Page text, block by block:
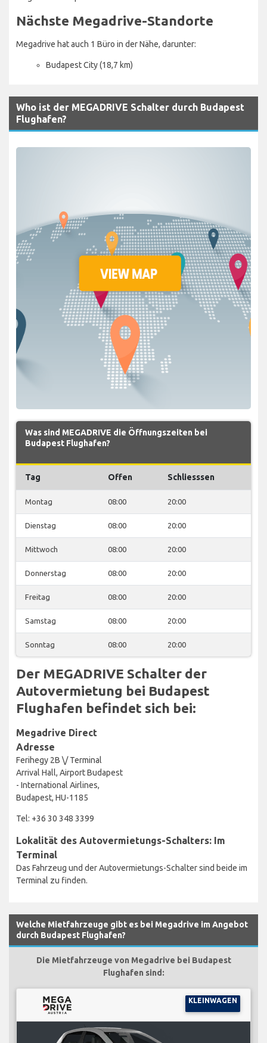
Nächste Megadrive-Standorte
Megadrive hat auch 1 Büro in der Nähe, darunter:
Budapest City (18,7 km)
Who ist der MEGADRIVE Schalter durch Budapest
Flughafen?
Was sind MEGADRIVE die Öffnungszeiten bei
Budapest Flughafen?
Tag Offen Schliesssen
Montag 08:00 20:00
Dienstag 08:00 20:00
Mittwoch 08:00 20:00
Donnerstag 08:00 20:00
Freitag 08:00 20:00
Samstag 08:00 20:00
Sonntag 08:00 20:00
Der MEGADRIVE Schalter der
Autovermietung bei Budapest
Flughafen befindet sich bei:
Megadrive Direct
Adresse
Ferihegy 2B \/ Terminal
Arrival Hall, Airport Budapest
- International Airlines,
Budapest, HU-1185
Tel: +36 30 348 3399
Lokalität des Autovermietungs-Schalters: Im
Terminal
Das Fahrzeug und der Autovermietungs-Schalter sind beide im
Terminal zu finden.
Welche Mietfahrzeuge gibt es bei Megadrive im Angebot
durch Budapest Flughafen?
Die Mietfahrzeuge von Megadrive bei Budapest
Flughafen sind:
KLEINWAGEN